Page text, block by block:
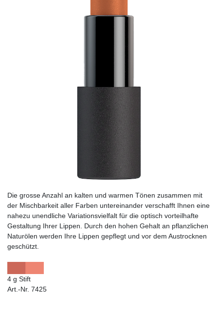
Die grosse Anzahl an kalten und warmen Tönen zusammen mit
der Mischbarkeit aller Farben untereinander verschafft Ihnen eine
nahezu unendliche Variationsvielfalt für die optisch vorteilhafte
Gestaltung Ihrer Lippen. Durch den hohen Gehalt an pflanzlichen
Naturölen werden Ihre Lippen gepflegt und vor dem Austrocknen
geschützt.
4 g Stift
Art.-Nr. 7425